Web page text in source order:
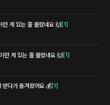
런 게 있는 줄 몰랐네요 🙌 [1]
게 있는 줄 몰랐네요 🙌 [1]
받다가 옮겨왔어요 💰[1]